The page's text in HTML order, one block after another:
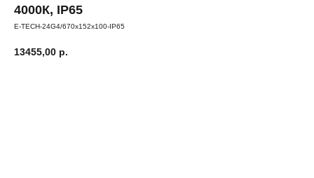
4000К, IP65
E-TECH-24G4/670х152х100-IP65
13455,00 р.